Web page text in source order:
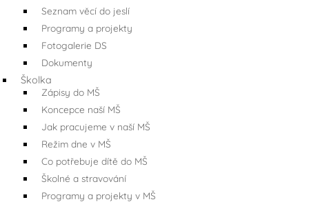
Seznam věcí do jeslí
Programy a projekty
Fotogalerie DS
Dokumenty
Školka
Zápisy do MŠ
Koncepce naší MŠ
Jak pracujeme v naší MŠ
Režim dne v MŠ
Co potřebuje dítě do MŠ
Školné a stravování
Programy a projekty v MŠ